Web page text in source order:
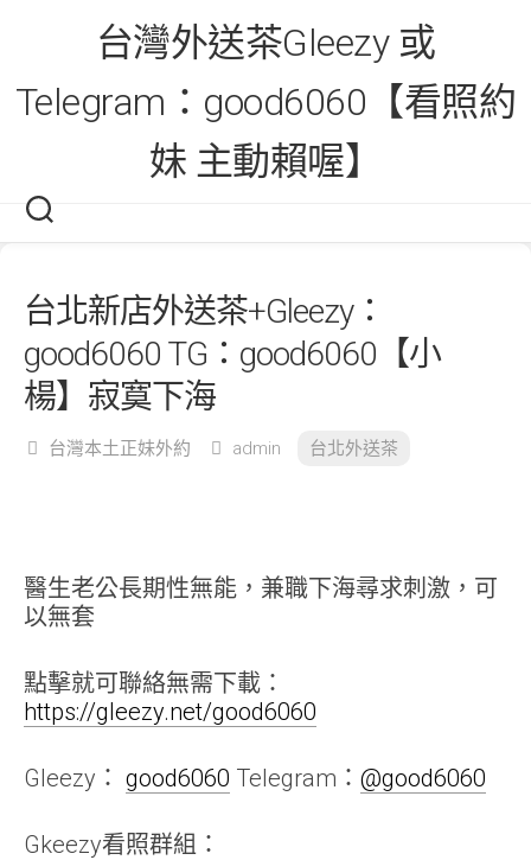
台灣外送茶Gleezy 或
Telegram：good6060【看照約
妹 主動賴喔】
台北新店外送茶+Gleezy：
good6060 TG：good6060【小
楊】寂寞下海
台灣本土正妹外約 admin 台北外送茶
醫生老公長期性無能，兼職下海尋求刺激，可
以無套
點擊就可聯絡無需下載：
https://gleezy.net/good6060
Gleezy： good6060 Telegram： @good6060
Gkeezy看照群組：